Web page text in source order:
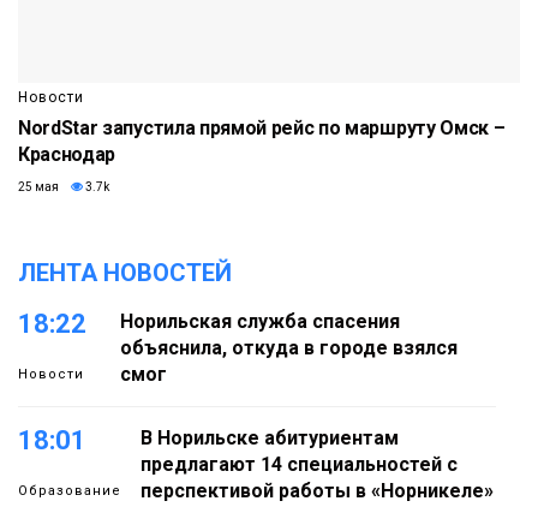
Новости
NordStar запустила прямой рейс по маршруту Омск –
Краснодар
25 мая 3.7k
ЛЕНТА НОВОСТЕЙ
18:22
Новости
Норильская служба спасения
объяснила, откуда в городе взялся
смог
18:01
Образование
В Норильске абитуриентам
предлагают 14 специальностей с
перспективой работы в «Норникеле»